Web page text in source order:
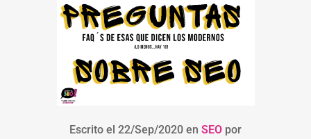
Escrito el 22/Sep/2020 en SEO por